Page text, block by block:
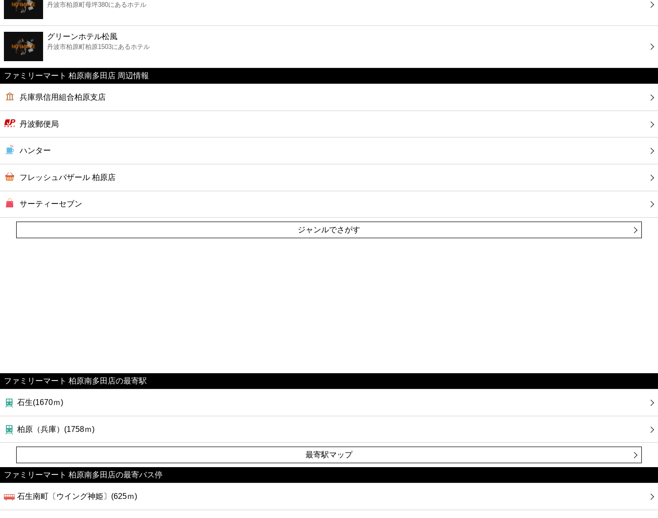
コンビニ
薬局
スーパー
エンタメ
レジャー
書店
ファミレス
ファーストフード
カフェ
丹波市柏原町母坪380にあるホテル
グリーンホテル松風
丹波市柏原町柏原1503にあるホテル
ファミリーマート 柏原南多田店 周辺情報
兵庫県信用組合柏原支店
丹波郵便局
ハンター
フレッシュバザール 柏原店
サーティーセブン
ジャンルでさがす
ファミリーマート 柏原南多田店の最寄駅
石生(1670ｍ)
柏原（兵庫）(1758ｍ)
最寄駅マップ
ファミリーマート 柏原南多田店の最寄バス停
石生南町〔ウイング神姫〕(625ｍ)